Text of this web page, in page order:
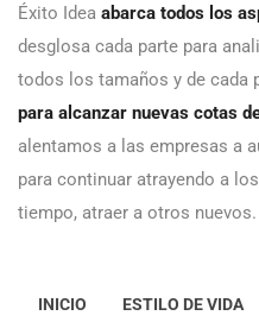
Éxito Idea abarca todos los
desglosa cada parte para
todos los tamaños y de cada
para alcanzar nuevas cotas
alentamos a las empresas a
para continuar atrayendo a
tiempo, atraer a otros nuevos.
INICIO ESTILO DE VIDA